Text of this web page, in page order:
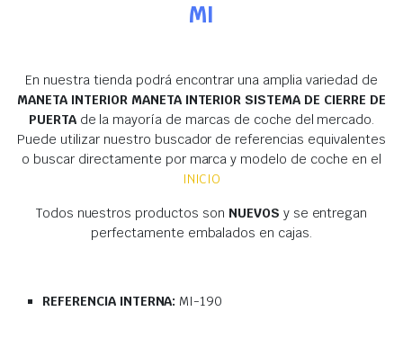
MI
En nuestra tienda podrá encontrar una amplia variedad de
MANETA INTERIOR MANETA INTERIOR SISTEMA DE CIERRE DE
PUERTAde la mayoría de marcas de coche del mercado.
Puede utilizar nuestro buscador de referencias equivalentes
o buscar directamente por marca y modelo de coche en el
INICIO
Todos nuestros productos son NUEVOS y se entregan
perfectamente embalados en cajas.
REFERENCIA INTERNA: MI-190